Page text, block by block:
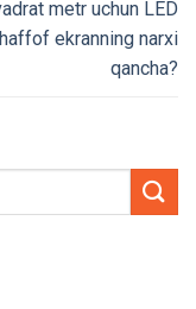
metr uchun LED
ekranning narxi
qancha?